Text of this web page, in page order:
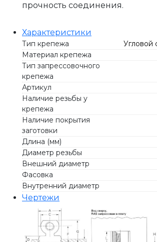
прочность соединения.
Характеристики
Тип крепежа
Угловой
Материал крепежа
Тип запрессовочного
крепежа
Артикул
Наличие резьбы у
крепежа
Наличие покрытия
заготовки
Длина (мм)
Диаметр резьбы
Внешний диаметр
Фасовка
Внутренний диаметр
Чертежи